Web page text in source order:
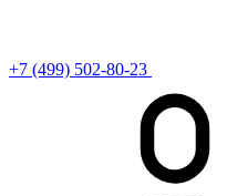
+7 (499) 502-80-23